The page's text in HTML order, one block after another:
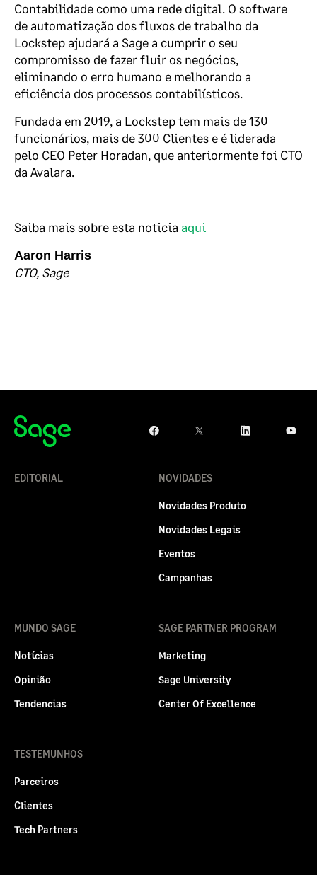
Contabilidade como uma rede digital. O software
de automatização dos fluxos de trabalho da
Lockstep ajudará a Sage a cumprir o seu
compromisso de fazer fluir os negócios,
eliminando o erro humano e melhorando a
eficiência dos processos contabilísticos.
Fundada em 2019, a Lockstep tem mais de 130
funcionários, mais de 300 Clientes e é liderada
pelo CEO Peter Horadan, que anteriormente foi CTO
da Avalara.
Saiba mais sobre esta noticia aqui
Aaron Harris
CTO, Sage
EDITORIAL NOVIDADES
Novidades Produto
Novidades Legais
Eventos
Campanhas
MUNDO SAGE
Notícias
Opinião
Tendencias
SAGE PARTNER PROGRAM
Marketing
Sage University
Center Of Excellence
TESTEMUNHOS
Parceiros
Clientes
Tech Partners